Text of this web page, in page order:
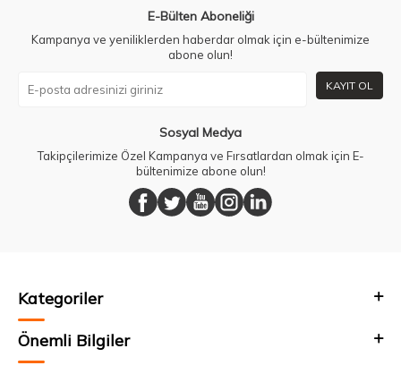
E-Bülten Aboneliği
Kampanya ve yeniliklerden haberdar olmak için e-bültenimize
abone olun!
KAYIT OL
Sosyal Medya
Takipçilerimize Özel Kampanya ve Fırsatlardan olmak için E-
bültenimize abone olun!
Kategoriler
Önemli Bilgiler